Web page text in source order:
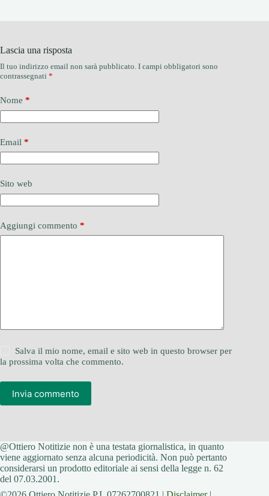
Lascia una risposta
Il tuo indirizzo email non sarà pubblicato. I campi obbligatori sono
contrassegnati *
Nome *
Email *
Sito web
Aggiungi commento *
Salva il mio nome, email e sito web in questo browser per
la prossima volta che commento.
Invia commento
@Ottiero Notitizie non è una testata giornalistica, in quanto
viene aggiornato senza alcuna periodicità. Non può pertanto
considerarsi un prodotto editoriale ai sensi della legge n. 62
del 07.03.2001.